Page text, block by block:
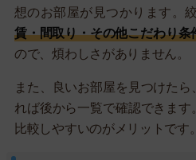
想のお部屋が見つかります。
賃・間取り・その他こだわり
ので、煩わしさがありません。
また、良いお部屋を見つけた
れば後から一覧で確認できます
比較しやすいのがメリットです。